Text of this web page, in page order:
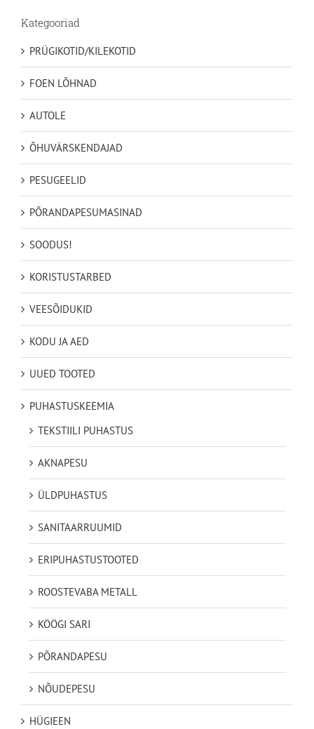
Kategooriad
PRÜGIKOTID/KILEKOTID
FOEN LÕHNAD
AUTOLE
ÕHUVÄRSKENDAJAD
PESUGEELID
PÕRANDAPESUMASINAD
SOODUS!
KORISTUSTARBED
VEESÕIDUKID
KODU JA AED
UUED TOOTED
PUHASTUSKEEMIA
TEKSTIILI PUHASTUS
AKNAPESU
ÜLDPUHASTUS
SANITAARRUUMID
ERIPUHASTUSTOOTED
ROOSTEVABA METALL
KÖÖGI SARI
PÕRANDAPESU
NÕUDEPESU
HÜGIEEN